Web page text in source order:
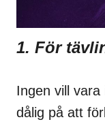
1. För
Ingen vill
dålig på att